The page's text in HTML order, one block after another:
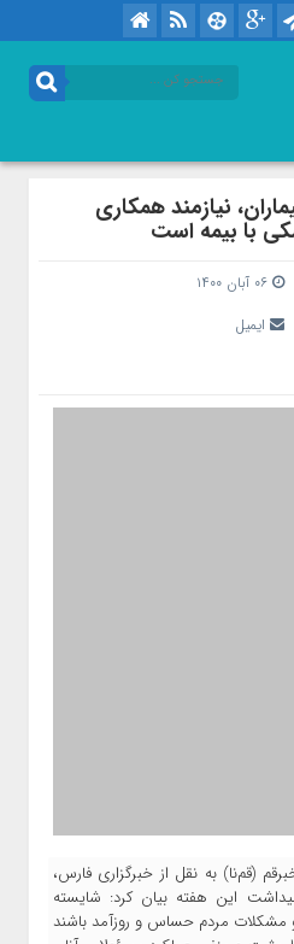
نیازمند همکاری
با بیمه است
۰۶ آبان ۱۴۰۰
ایمیل
(قم‌نا) به نقل از خبرگزاری فارس،
این هفته بیان کرد: شایسته
و مشکلات مردم حساس و روزآمد باشند